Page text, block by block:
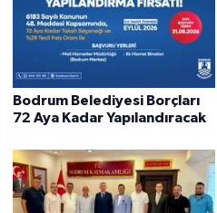
Bodrum Belediyesi Borçları
72 Aya Kadar Yapılandıracak